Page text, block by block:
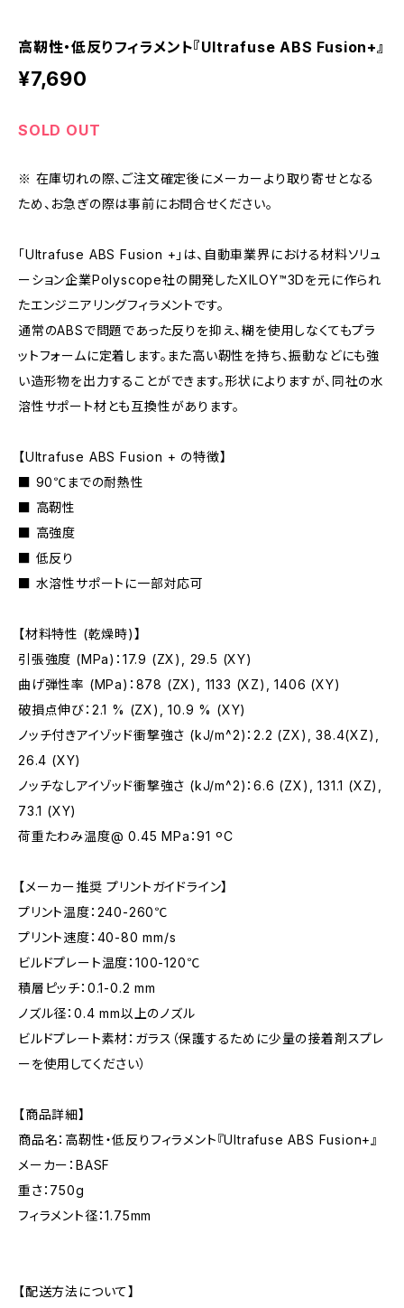
高靭性・低反りフィラメント『Ultrafuse ABS Fusion+』
¥7,690
SOLD OUT
※ 在庫切れの際、ご注文確定後にメーカーより取り寄せとなる
ため、お急ぎの際は事前にお問合せください。
「Ultrafuse ABS Fusion +」は、自動車業界における材料ソリュ
ーション企業Polyscope社の開発したXILOY™3Dを元に作られ
たエンジニアリングフィラメントです。
通常のABSで問題であった反りを抑え、糊を使用しなくてもプラ
ットフォームに定着します。また高い靭性を持ち、振動などにも強
い造形物を出力することができます。形状によりますが、同社の水
溶性サポート材とも互換性があります。
【Ultrafuse ABS Fusion + の特徴】
■ 90℃までの耐熱性
■ 高靭性
■ 高強度
■ 低反り
■ 水溶性サポートに一部対応可
【材料特性 (乾燥時)】
引張強度 (MPa)：17.9 (ZX), 29.5 (XY)
曲げ弾性率 (MPa)：878 (ZX), 1133 (XZ), 1406 (XY)
破損点伸び：2.1 % (ZX), 10.9 % (XY)
ノッチ付きアイゾッド衝撃強さ (kJ/m^2)：2.2 (ZX), 38.4(XZ),
26.4 (XY)
ノッチなしアイゾッド衝撃強さ (kJ/m^2)：6.6 (ZX), 131.1 (XZ),
73.1 (XY)
荷重たわみ温度@ 0.45 MPa：91 ºC
【メーカー推奨 プリントガイドライン】
プリント温度：240-260℃
プリント速度：40-80 mm/s
ビルドプレート温度：100-120℃
積層ピッチ：0.1-0.2 mm
ノズル径：0.4 mm以上のノズル
ビルドプレート素材：ガラス（保護するために少量の接着剤スプレ
ーを使用してください）
【商品詳細】
商品名：高靭性・低反りフィラメント『Ultrafuse ABS Fusion+』
メーカー：BASF
重さ：750g
フィラメント径：1.75mm
【配送方法について】